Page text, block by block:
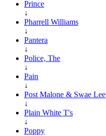
Prince
↓
Pharrell Williams
↓
Pantera
↓
Police, The
↓
Pain
↓
Post Malone & Swae Lee
↓
Plain White T's
↓
Poppy